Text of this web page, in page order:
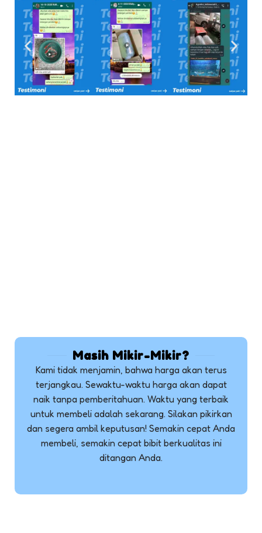
Masih Mikir-Mikir?
Kami tidak menjamin, bahwa harga akan terus
terjangkau. Sewaktu-waktu harga akan dapat
naik tanpa pemberitahuan. Waktu yang terbaik
untuk membeli adalah sekarang. Silakan pikirkan
dan segera ambil keputusan! Semakin cepat Anda
membeli, semakin cepat bibit berkualitas ini
ditangan Anda.